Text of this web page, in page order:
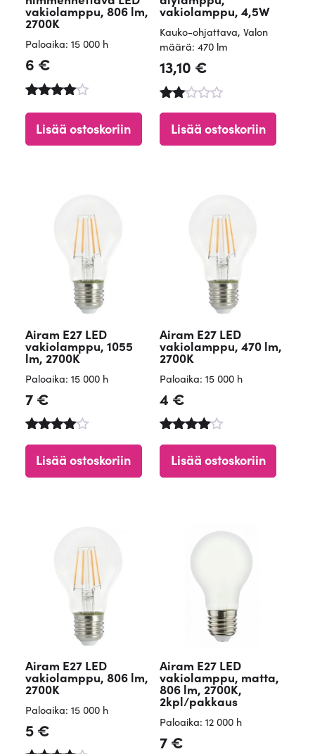
vakiolamppu, 806 lm,
2700K
Paloaika: 15 000 h
6 €
u
tuotteest
a:
Lisää ostoskoriin
vakiolamppu, 4,5W
Kauko-ohjattava,Valon
määrä: 470 lm
13,10 €
elu
tuott
Lisää ostoskoriin
Airam E27 LED
vakiolamppu, 1055
lm, 2700K
Paloaika: 15 000 h
7€
tuotteesta
4.90
Lisää ostoskoriin
Airam E27 LED
vakiolamppu, 470 lm,
2700K
Paloaika: 15 000 h
4 €
tuotteesta
4.84
Lisää ostoskoriin
Airam E27 LED
vakiolamppu, 806 lm,
2700K
Paloaika: 15 000 h
5€
Airam E27 LED
vakiolamppu, matta,
806 lm, 2700K,
2kpl/pakkaus
Paloaika: 12 000 h
7€